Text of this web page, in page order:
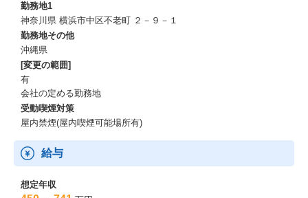
勤務地1
神奈川県 横浜市中区不老町 ２－９－１
勤務地その他
沖縄県
[変更の範囲]
有
会社の定める勤務地
受動喫煙対策
屋内禁煙(屋内喫煙可能場所有)
給与
想定年収